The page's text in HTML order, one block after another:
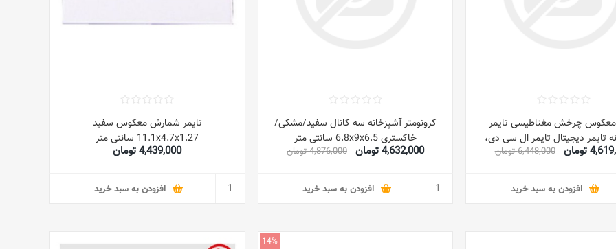
معکوس چرخش مغناطیسی تایمر
تایمر دیجیتال تایمر ال سی دی،
زمان بندی خوب برای سناریوهای
سانتی متر
تومان 6,448,000 تومان
افزودن به سبد خرید
کرونومتر آشپزخانه سه کانال سفید/مشکی/
خاکستری 6.8x9x6.5 سانتی متر
4,632,000 تومان 4,876,000 تومان
افزودن به سبد خرید
تایمر شمارش معکوس سفید
11.1x4.7x1.27 سانتی متر
4,439,000 تومان
افزودن به سبد خرید
14%